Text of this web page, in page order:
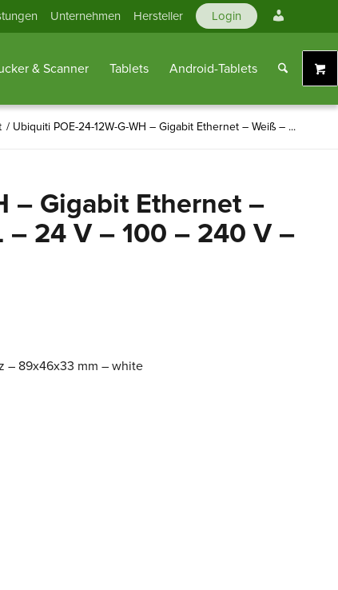
Unternehmen Hersteller Login
Konto
& Scanner Tablets Android-Tablets
/ Ubiquiti POE-24-12W-G-WH – Gigabit Ethernet – Weiß – ...
– Gigabit Ethernet –
– 24 V – 100 – 240 V –
– 89x46x33 mm – white